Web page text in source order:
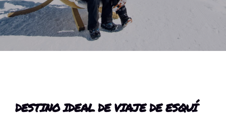
DESTINO IDEAL DE VIAJE DE ESQUÍ